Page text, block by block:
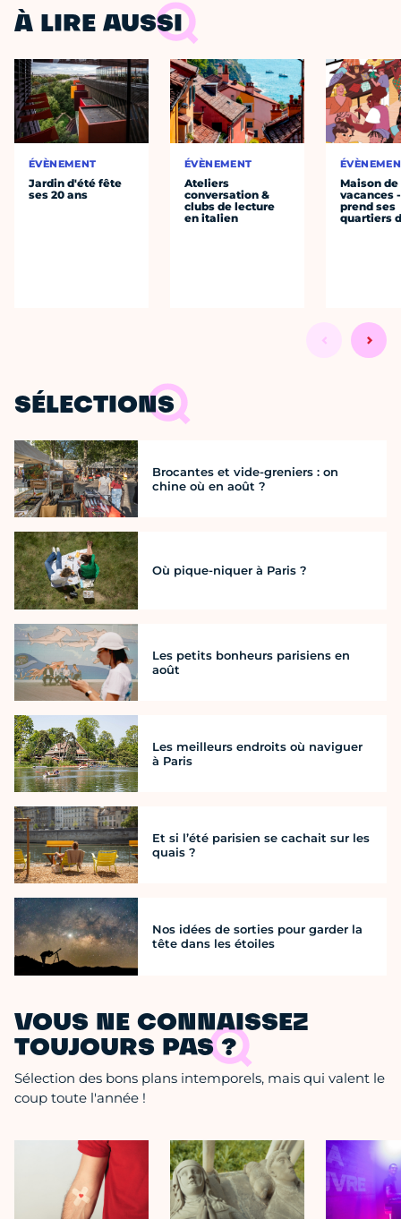
À LIRE AUSSI
ÉVÈNEMENT
Jardin d'été fête
ses 20 ans
ÉVÈNEMENT
Ateliers
conversation &
clubs de lecture
en italien
Maison de
vacances
prend ses
quartiers
SÉLECTIONS
Brocantes et vide-greniers : on
chine où en août ?
Où pique-niquer à Paris ?
Les petits bonheurs parisiens en
août
Les meilleurs endroits où naviguer
à Paris
Et si l’été parisien se cachait sur les
quais ?
Nos idées de sorties pour garder la
tête dans les étoiles
VOUS NE CONNAISSEZ
TOUJOURS PAS ?
Sélection des bons plans intemporels, mais qui valent le
coup toute l'année !